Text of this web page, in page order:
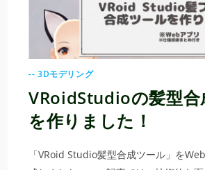
-- 3Dモデリング
VRoidStudioの髪型合
を作りました！
「VRoid Studio髪型合成ツール」を